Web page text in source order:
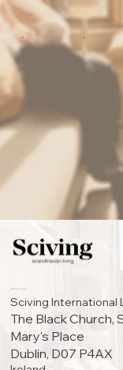
0
0
HOVEDKONTOR:
Sciving International
The Black Church,
Mary's Place
Dublin, D07 P4AX